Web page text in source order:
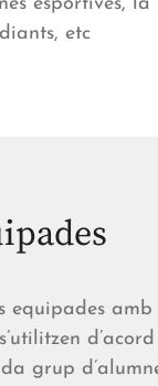
esportives, la
etc
equipades
grup